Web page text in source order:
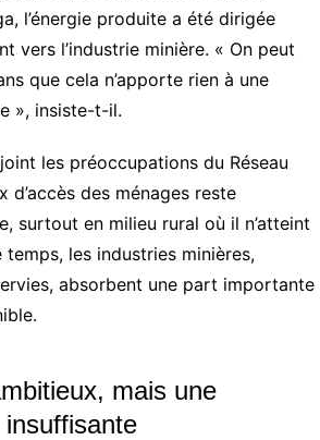
l’énergie produite a été dirigée
vers l’industrie minière. « On peut
que cela n’apporte rien à une
», insiste-t-il.
les préoccupations du Réseau
d’accès des ménages reste
surtout en milieu rural où il n’atteint
temps, les industries minières,
absorbent une part importante
mais une